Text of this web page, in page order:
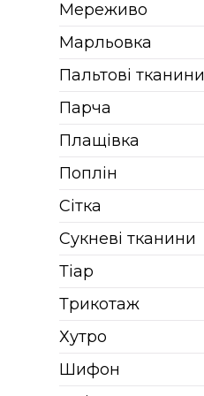
Мереживо
Марльовка
Пальтові тканини
Парча
Плащівка
Поплін
Сітка
Сукневі тканини
Тіар
Трикотаж
Хутро
Шифон